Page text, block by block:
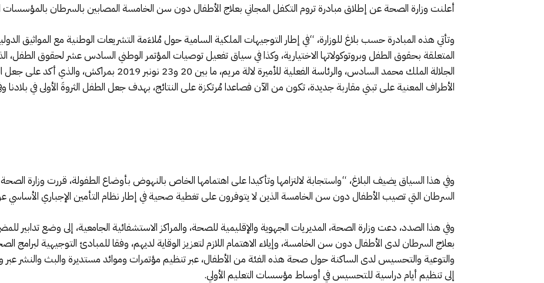
أعلنت وزارة الصحة عن إطلاق مبادرة تروم التكفل المجاني بعلاج الأطفال دون سن الخامسة المصابين بالسرطان بالمؤسسات
وتأتي هذه المبادرة حسب بلاغ للوزارة، “في إطار التوجيهات الملكية السامية حول مُلاءَمة التشريعات الوطنية مع المواثيق
المتعلقة بحقوق الطفل وبروتوكولاتها الاختيارية، وكذا في سياق تفعيل توصيات المؤتمر الوطني السادس عشر لحقوق الطفل،
الجلالة الملك محمد السادس، والرئاسة الفعلية للأميرة لالة مريم،
الأطراف المعنية على تبني مقاربة جديدة، تكون من الآن فصاعدا مُرتكزة على النتائج، بهدف جعل الطفل الثروةَ الأولى في بلادنا وفي
وفي هذا السياق يضيف البلاغ، “واستجابة لالتزامها وتأكيدا على اهتمامها الخاص بالنهوض بأوضاع الطفولة، قررت وزارة
السرطان التي تصيب الأطفال دون سن الخامسة الذين لا يتوفرون على تغطية صحية في إطار نظام التأمين الإجباري
وفي هذا الصدد، دعت وزارة الصحة، المديريات الجهوية والإقليمية للصحة، والمراكز الاستشفائية الجامعية، إلى وضع تدابير
بعلاج السرطان لدى الأطفال دون سن الخامسة، وإيلاء الاهتمام اللازم لتعزيز الوقاية لديهم، وفقا للمبادئ التوجيهية لبرامج
والتوعية والتحسيس لدى الساكنة حول صحة هذه الفئة من الأطفال، عبر تنظيم مؤتمرات وموائد مستديرة والبث والنشر عبر
إلى تنظيم أيام دراسية للتحسيس في أوساط مؤسسات التعليم الأولي.